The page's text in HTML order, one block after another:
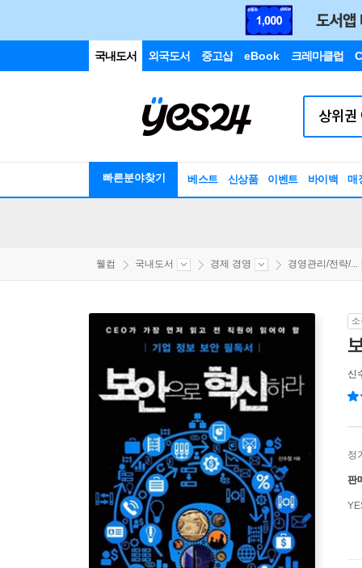
국내도서 외국도서 중고샵 eBook 크레마클럽
빠른분야찾기 베스트 신상품 이벤트 바이백 매
웰컴 국내도서 경제 경영 경영관리/전략/...
신
정
판